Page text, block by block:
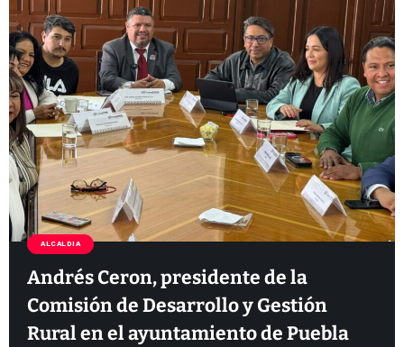
ALCALDIA
Andrés Ceron, presidente de la
Comisión de Desarrollo y Gestión
Rural en el ayuntamiento de Puebla